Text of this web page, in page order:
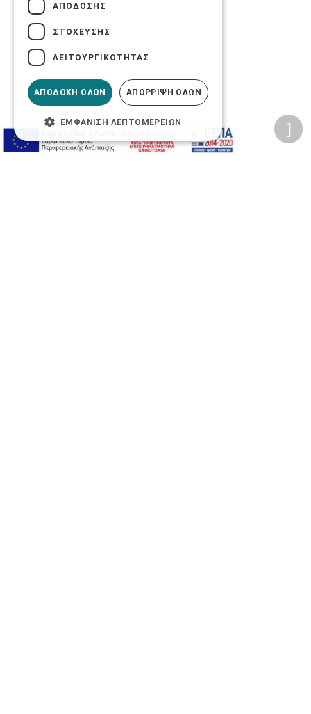
ΑΠΌΔΟΣΗΣ
ΣΤΌΧΕΥΣΗΣ
ΛΕΙΤΟΥΡΓΙΚΌΤΗΤΑΣ
ΑΠΟΔΟΧΉ ΌΛΩΝ ΑΠΌΡΡΙΨΗ ΌΛΩΝ
ΕΜΦΆΝΙΣΗ ΛΕΠΤΟΜΕΡΕΙΏΝ